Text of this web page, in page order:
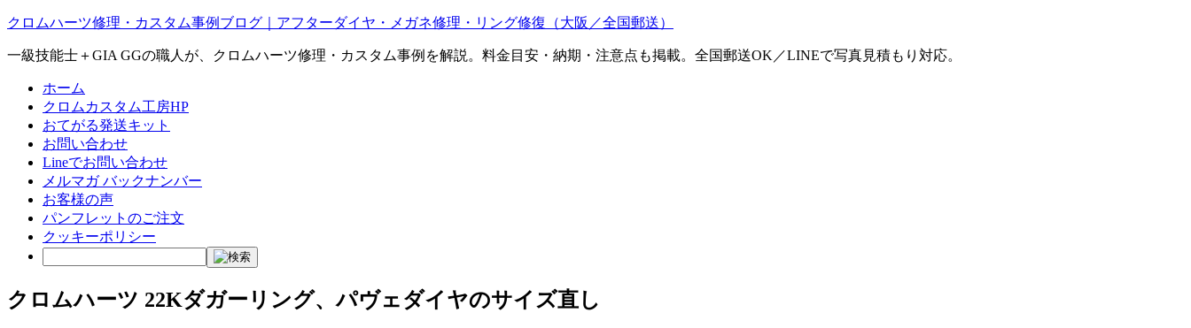
クロムハーツ修理・カスタム事例ブログ｜アフターダイヤ・メガネ修理・リング修復（大阪／全国郵送）
一級技能士＋GIA GGの職人が、クロムハーツ修理・カスタム事例を解説。料金目安・納期・注意点も掲載。全国郵送OK／LINEで写真見積もり対応。
ホーム
クロムカスタム工房HP
おてがる発送キット
お問い合わせ
Lineでお問い合わせ
メルマガ バックナンバー
お客様の声
パンフレットのご注文
クッキーポリシー
クロムハーツ 22Kダガーリング、パヴェダイヤのサイズ直し